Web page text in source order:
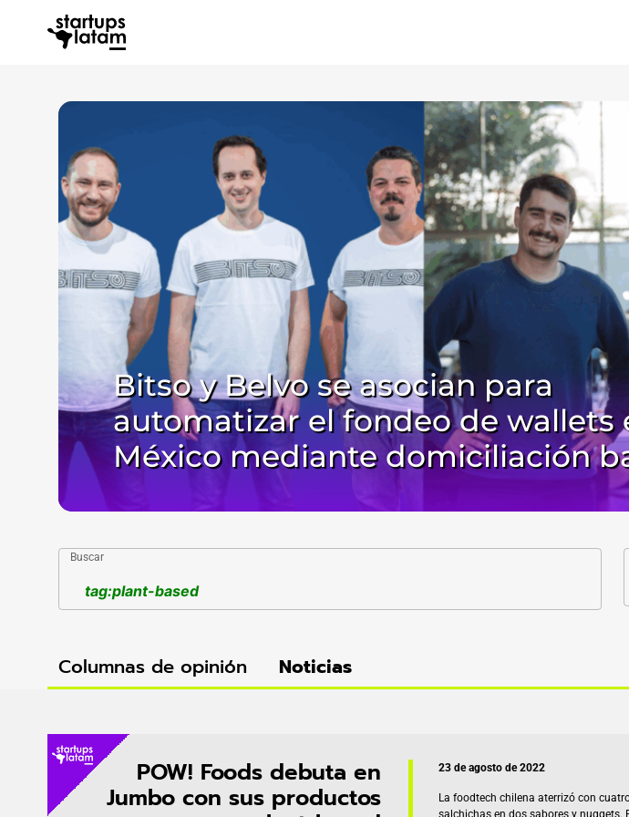
Bitso y Belvo se asocian para
automatizar el fondeo de wallets
México mediante domiciliación
Buscar
Columnas de opinión Noticias
POW! Foods debuta en
Jumbo con sus productos
23 de agosto de 2022
La foodtech chilena aterrizó con
salchichas en dos sabores y nuggets.